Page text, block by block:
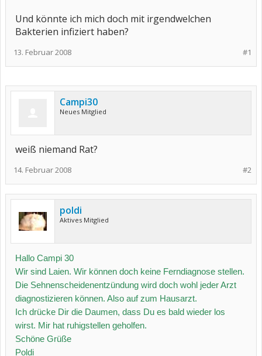
Und könnte ich mich doch mit irgendwelchen
Bakterien infiziert haben?
#1
13. Februar 2008
Campi30
Neues Mitglied
weiß niemand Rat?
#2
14. Februar 2008
poldi
Aktives Mitglied
Hallo Campi 30
Wir sind Laien. Wir können doch keine Ferndiagnose stellen.
Die Sehnenscheidenentzündung wird doch wohl jeder Arzt
diagnostizieren können. Also auf zum Hausarzt.
Ich drücke Dir die Daumen, dass Du es bald wieder los
wirst. Mir hat ruhigstellen geholfen.
Schöne Grüße
Poldi